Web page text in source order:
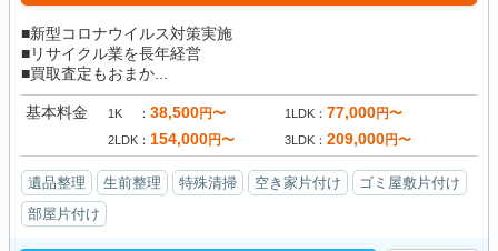
■新型コロナウイルス対策実施
■リサイクル業を長年経営
■買取査定もおまか...
基本料金 1K 38,500円〜 1LDK 77,000円〜
2LDK 154,000円〜 3LDK 209,000円〜
遺品整理 生前整理 特殊清掃 空き家片付け
ゴミ屋敷片付け
部屋片付け